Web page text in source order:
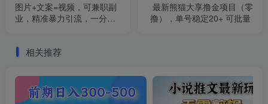
图片+文案=视频，可兼职副
业，精准暴力引流，一分钟
最新熊猫大享撸金项目（零
撸），单号稳定20+ 可批量
相关推荐